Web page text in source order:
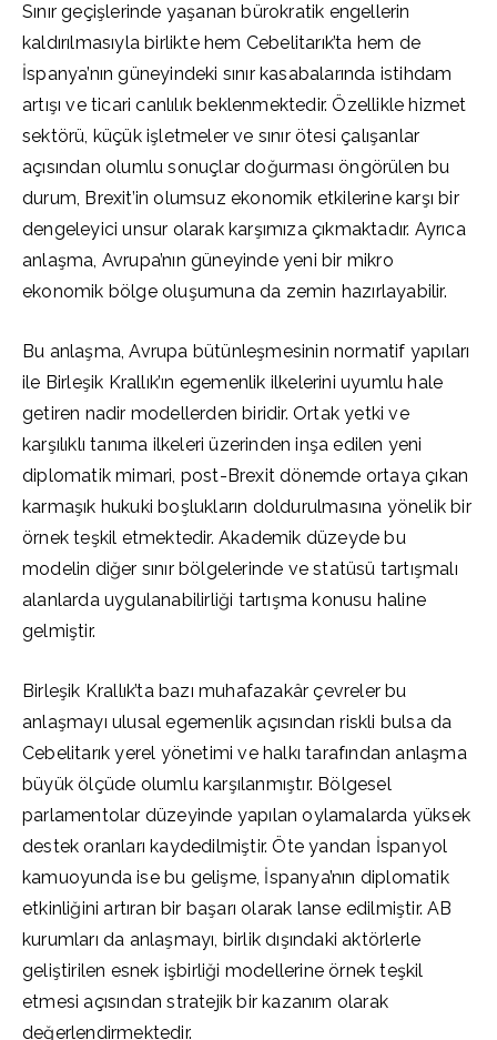
Sınır geçişlerinde yaşanan bürokratik engellerin
kaldırılmasıyla birlikte hem Cebelitarık’ta hem de
İspanya’nın güneyindeki sınır kasabalarında istihdam
artışı ve ticari canlılık beklenmektedir. Özellikle hizmet
sektörü, küçük işletmeler ve sınır ötesi çalışanlar
açısından olumlu sonuçlar doğurması öngörülen bu
durum, Brexit’in olumsuz ekonomik etkilerine karşı bir
dengeleyici unsur olarak karşımıza çıkmaktadır. Ayrıca
anlaşma, Avrupa’nın güneyinde yeni bir mikro
ekonomik bölge oluşumuna da zemin hazırlayabilir.
Bu anlaşma, Avrupa bütünleşmesinin normatif yapıları
ile Birleşik Krallık’ın egemenlik ilkelerini uyumlu hale
getiren nadir modellerden biridir. Ortak yetki ve
karşılıklı tanıma ilkeleri üzerinden inşa edilen yeni
diplomatik mimari, post-Brexit dönemde ortaya çıkan
karmaşık hukuki boşlukların doldurulmasına yönelik bir
örnek teşkil etmektedir. Akademik düzeyde bu
modelin diğer sınır bölgelerinde ve statüsü tartışmalı
alanlarda uygulanabilirliği tartışma konusu haline
gelmiştir.
Birleşik Krallık’ta bazı muhafazakâr çevreler bu
anlaşmayı ulusal egemenlik açısından riskli bulsa da
Cebelitarık yerel yönetimi ve halkı tarafından anlaşma
büyük ölçüde olumlu karşılanmıştır. Bölgesel
parlamentolar düzeyinde yapılan oylamalarda yüksek
destek oranları kaydedilmiştir. Öte yandan İspanyol
kamuoyunda ise bu gelişme, İspanya’nın diplomatik
etkinliğini artıran bir başarı olarak lanse edilmiştir. AB
kurumları da anlaşmayı, birlik dışındaki aktörlerle
geliştirilen esnek işbirliği modellerine örnek teşkil
etmesi açısından stratejik bir kazanım olarak
değerlendirmektedir.